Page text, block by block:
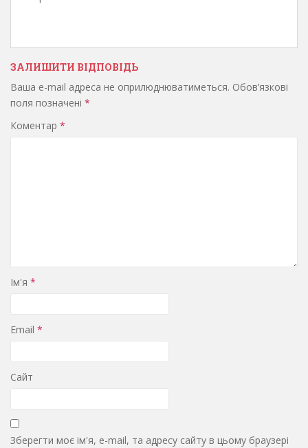
ЗАЛИШИТИ ВІДПОВІДЬ
Ваша e-mail адреса не оприлюднюватиметься. Обов’язкові
поля позначені *
Коментар *
Ім'я *
Email *
Сайт
Зберегти моє ім'я, e-mail, та адресу сайту в цьому браузері